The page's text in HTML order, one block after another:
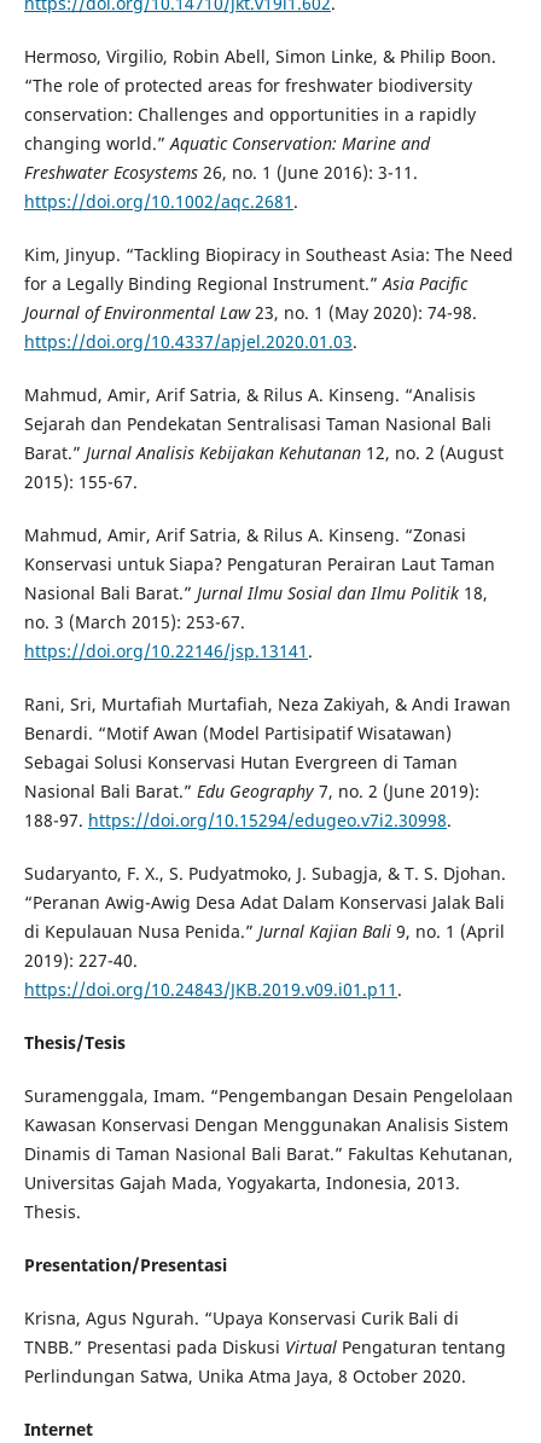
Hermoso, Virgilio, Robin Abell, Simon Linke, & Philip Boon.
“The role of protected areas for freshwater biodiversity
conservation: Challenges and opportunities in a rapidly
changing world.” Aquatic Conservation: Marine and
Freshwater Ecosystems26, no. 1 (June 2016): 3-11.
https://doi.org/10.1002/aqc.2681 .
Kim, Jinyup. “Tackling Biopiracy in Southeast Asia: The Need
for a Legally Binding Regional Instrument.”Asia Pacific
Journal of Environmental Law23, no. 1 (May 2020): 74-98.
https://doi.org/10.4337/apjel.2020.01.03.
Mahmud, Amir, Arif Satria, & Rilus A. Kinseng. “Analisis
Sejarah dan Pendekatan Sentralisasi Taman Nasional Bali
Barat.” Jurnal Analisis Kebijakan Kehutanan12, no. 2 (August
2015): 155-67.
Mahmud, Amir, Arif Satria, & Rilus A. Kinseng. “Zonasi
Konservasi untuk Siapa? Pengaturan Perairan Laut Taman
Nasional Bali Barat.” Jurnal Ilmu Sosial dan Ilmu Politik18,
no. 3 (March 2015): 253-67.
https://doi.org/10.22146/jsp.13141 .
Rani, Sri, Murtafiah Murtafiah, Neza Zakiyah, & Andi Irawan
Benardi. “Motif Awan (Model Partisipatif Wisatawan)
Sebagai Solusi Konservasi Hutan Evergreen di Taman
Nasional Bali Barat.” Edu Geography7, no. 2 (June 2019):
188-97. https://doi.org/10.15294/edugeo.v7i2.30998.
Sudaryanto, F. X., S. Pudyatmoko, J. Subagja, & T. S. Djohan.
“Peranan Awig-Awig Desa Adat Dalam Konservasi Jalak Bali
di Kepulauan Nusa Penida.” Jurnal Kajian Bali9, no. 1 (April
2019): 227-40.
https://doi.org/10.24843/JKB.2019.v09.i01.p11 .
Thesis/Tesis
Suramenggala, Imam. “Pengembangan Desain Pengelolaan
Kawasan Konservasi Dengan Menggunakan Analisis Sistem
Dinamis di Taman Nasional Bali Barat.” Fakultas Kehutanan,
Universitas Gajah Mada, Yogyakarta, Indonesia, 2013.
Thesis.
Presentation/Presentasi
Krisna, Agus Ngurah. “Upaya Konservasi Curik Bali di
TNBB.” Presentasi pada Diskusi VirtualPengaturan tentang
Perlindungan Satwa, Unika Atma Jaya, 8 October 2020.
Internet